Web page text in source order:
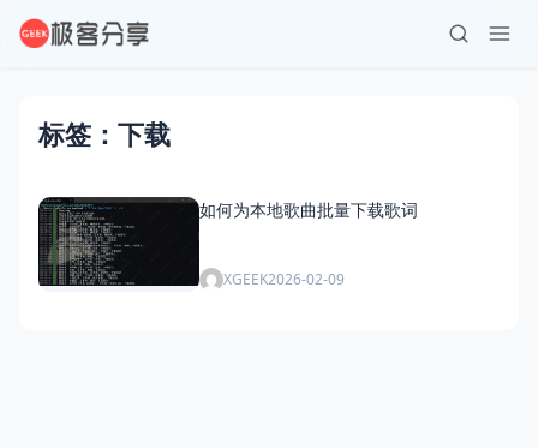
标签：下载
如何为本地歌曲批量下载歌词
XGEEK2026-02-09